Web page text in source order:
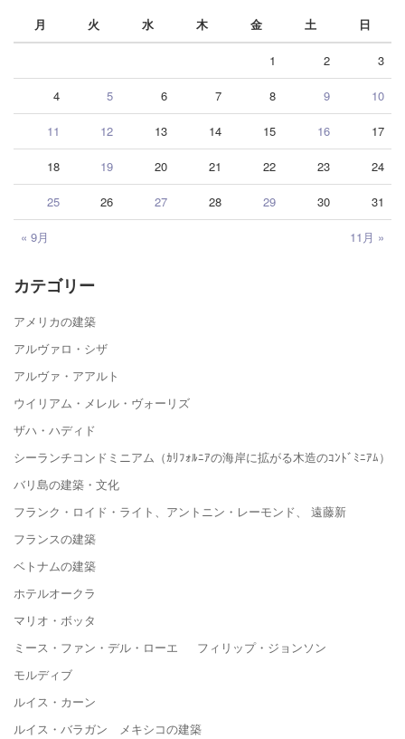
月
火 水 木 金 土 日
« 9月 11月 »
1 2 3
4 5 6 7 8 9 10
11 12 13 14 15 16 17
18 19 20 21 22 23 24
25 26 27 28 29 30 31
カテゴリー
アメリカの建築
アルヴァロ・シザ
アルヴァ・アアルト
ウイリアム・メレル・ヴォーリズ
ザハ・ハディド
シーランチコンドミニアム（ｶﾘﾌｫﾙﾆｱの海岸に拡がる木造のｺﾝﾄﾞﾐﾆｱﾑ）
バリ島の建築・文化
フランク・ロイド・ライト、アントニン・レーモンド、 遠藤新
フランスの建築
ベトナムの建築
ホテルオークラ
マリオ・ボッタ
ミース・ファン・デル・ローエ フィリップ・ジョンソン
モルディブ
ルイス・カーン
ルイス・バラガン メキシコの建築